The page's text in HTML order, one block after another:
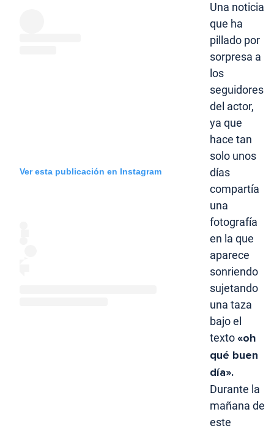
Ver esta publicación en Instagram
Una noticia
que ha
pillado por
sorpresa a
los
seguidores
del actor,
ya que
hace tan
solo unos
días
compartía
una
fotografía
en la que
aparece
sonriendo
sujetando
una taza
bajo el
texto«oh
qué buen
día».
Durante la
mañana de
este